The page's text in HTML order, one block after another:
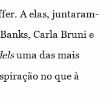
A elas, juntaram-
Carla Bruni e
uma das mais
no que à